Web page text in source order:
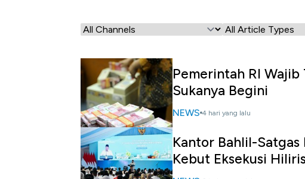
Pemerintah RI
Sukanya Begini
NEWS 4 hari yang lalu
Kantor Bahlil-Satgas
Kebut Eksekusi